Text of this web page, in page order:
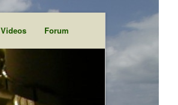
Videos Forum